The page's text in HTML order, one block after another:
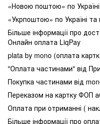
«Новою поштою» по
«Укрпоштою» по Україні та
Більше інформації про
Онлайн оплата LiqPay
plata by mono (оплата
"Оплата частинами" від
Покупка частинами від
Переказом на картку ФОП
Оплата при отриманні (
Більше інформації про